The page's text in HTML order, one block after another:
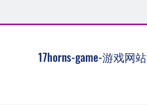
17horns-game-游戏网站